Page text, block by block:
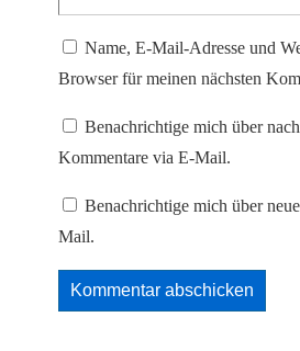
Name, E-Mail-Adresse und
Browser für meinen nächsten
Benachrichtige mich über
Kommentare via E-Mail.
Benachrichtige mich über
Mail.